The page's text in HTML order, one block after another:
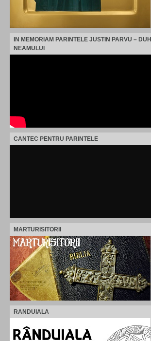
IN MEMORIAM PARINTELE JUSTIN PARVU –
NEAMULUI
CANTEC PENTRU PARINTELE
MARTURISITORII
RANDUIALA